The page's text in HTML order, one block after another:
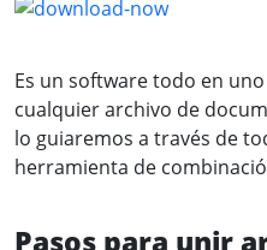
Es un software todo en
cualquier archivo de
lo guiaremos a través de
herramienta de
Pasos para unir